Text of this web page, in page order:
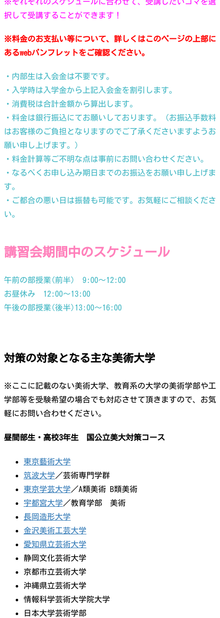
択して受講することができます！
※料金のお支払い等について、詳しくはこのページの上部に
あるwebパンフレットをご確認ください。
・内部生は入会金は不要です。
・入学時は入学金から上記入会金を割引します。
・消費税は合計金額から算出します。
・料金は銀行振込にてお願いしております。（お振込手数料
はお客様のご負担となりますのでご了承くださいますようお
願い申し上げます。）
・料金計算等ご不明な点は事前にお問い合わせください。
・なるべくお申し込み期日までのお振込をお願い申し上げま
す。
・ご都合の悪い日は振替も可能です。お気軽にご相談くださ
い。
講習会期間中のスケジュール
午前の部授業(前半) 9:00〜12:00
お昼休み 12:00〜13:00
午後の部授業(後半)13:00〜16:00
対策の対象となる主な美術大学
※ここに記載のない美術大学、教育系の大学の美術学部や工
学部等を受験希望の場合でも対応させて頂きますので、お気
軽にお問い合わせください。
昼間部生・高校3年生 国公立美大対策コース
東京藝術大学
筑波大学 ／芸術専門学群
東京学芸大学 ／A類美術 B類美術
宇都宮大学 ／教育学部 美術
長岡造形大学
金沢美術工芸大学
愛知県立芸術大学
静岡文化芸術大学
京都市立芸術大学
沖縄県立芸術大学
情報科学芸術大学院大学
日本大学芸術学部